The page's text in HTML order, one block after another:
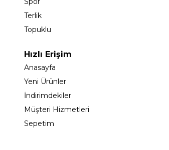
Terlik
Topuklu
Hızlı Erişim
Anasayfa
Yeni Ürünler
İndirimdekiler
Müşteri Hizmetleri
Sepetim